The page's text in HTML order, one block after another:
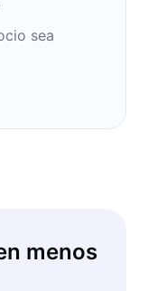
sea
menos